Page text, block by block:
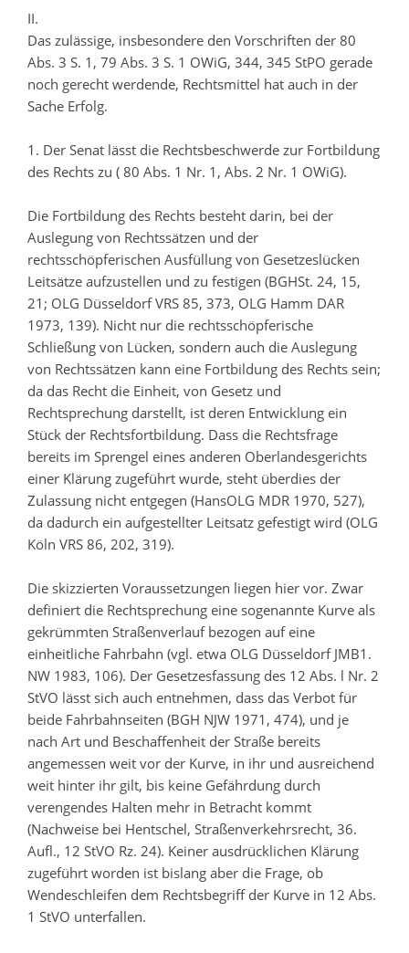
II.
Das zulässige, insbesondere den Vorschriften der 80
Abs. 3 S. 1, 79 Abs. 3 S. 1 OWiG, 344, 345 StPO gerade
noch gerecht werdende, Rechtsmittel hat auch in der
Sache Erfolg.
1. Der Senat lässt die Rechtsbeschwerde zur Fortbildung
des Rechts zu ( 80 Abs. 1 Nr. 1, Abs. 2 Nr. 1 OWiG).
Die Fortbildung des Rechts besteht darin, bei der
Auslegung von Rechtssätzen und der
rechtsschöpferischen Ausfüllung von Gesetzeslücken
Leitsätze aufzustellen und zu festigen (BGHSt. 24, 15,
21; OLG Düsseldorf VRS 85, 373, OLG Hamm DAR
1973, 139). Nicht nur die rechtsschöpferische
Schließung von Lücken, sondern auch die Auslegung
von Rechtssätzen kann eine Fortbildung des Rechts sein;
da das Recht die Einheit, von Gesetz und
Rechtsprechung darstellt, ist deren Entwicklung ein
Stück der Rechtsfortbildung. Dass die Rechtsfrage
bereits im Sprengel eines anderen Oberlandesgerichts
einer Klärung zugeführt wurde, steht überdies der
Zulassung nicht entgegen (HansOLG MDR 1970, 527),
da dadurch ein aufgestellter Leitsatz gefestigt wird (OLG
Köln VRS 86, 202, 319).
Die skizzierten Voraussetzungen liegen hier vor. Zwar
definiert die Rechtsprechung eine sogenannte Kurve als
gekrümmten Straßenverlauf bezogen auf eine
einheitliche Fahrbahn (vgl. etwa OLG Düsseldorf JMB1.
NW 1983, 106). Der Gesetzesfassung des 12 Abs. l Nr. 2
StVO lässt sich auch entnehmen, dass das Verbot für
beide Fahrbahnseiten (BGH NJW 1971, 474), und je
nach Art und Beschaffenheit der Straße bereits
angemessen weit vor der Kurve, in ihr und ausreichend
weit hinter ihr gilt, bis keine Gefährdung durch
verengendes Halten mehr in Betracht kommt
(Nachweise bei Hentschel, Straßenverkehrsrecht, 36.
Aufl., 12 StVO Rz. 24). Keiner ausdrücklichen Klärung
zugeführt worden ist bislang aber die Frage, ob
Wendeschleifen dem Rechtsbegriff der Kurve in 12 Abs.
1 StVO unterfallen.